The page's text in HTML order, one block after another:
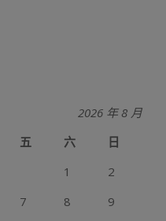
2026 年 8 月
五 六
日
1
2
7 8
9